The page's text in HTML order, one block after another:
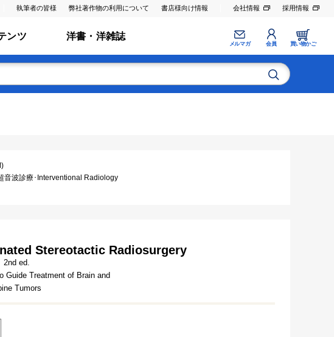
執筆者の皆様 弊社著作物の利用について 書店様向け情報 会社情報 採用情報
ンツ 洋書・洋雑誌
メルマガ 会員 買い物かご
音波診療･Interventional Radiology
Stereotactic Radiosurgery
2nd ed.
Guide Treatment of Brain and
Tumors